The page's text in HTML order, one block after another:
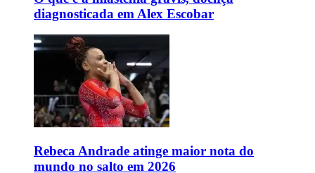
diagnosticada em Alex Escobar
Rebeca Andrade atinge maior nota do
mundo no salto em 2026